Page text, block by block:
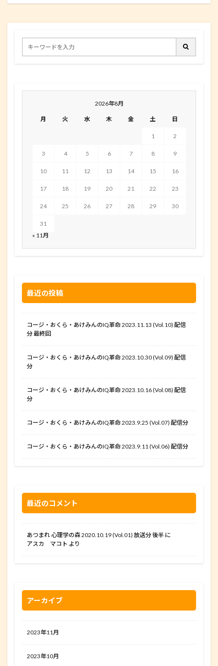
2026年8月
月 火 水 木 金 土 日
1 2
3 4 5 6 7 8 9
10 11 12 13 14 15 16
17 18 19 20 21 22 23
24 25 26 27 28 29 30
31
« 11月
最近の投稿
コージ・おくら・あけみんのIQ革命 2023.11.13 (Vol.10) 配信
分 最終回
コージ・おくら・あけみんのIQ革命 2023.10.30 (Vol.09) 配信
分
コージ・おくら・あけみんのIQ革命 2023.10.16 (Vol.08) 配信
分
コージ・おくら・あけみんのIQ革命 2023.9.25 (Vol.07) 配信分
コージ・おくら・あけみんのIQ革命 2023.9.11 (Vol.06) 配信分
最近のコメント
あつまれ 心理学の森 2020.10.19 (Vol.01) 放送分 後半 に
アスカ マコト より
アーカイブ
2023年11月
2023年10月